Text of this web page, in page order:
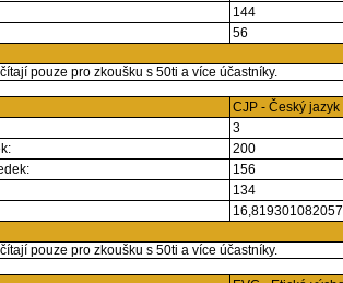
144
56
pouze pro zkoušku s 50ti a více účastníky.
CJP - Český jazyk
3
200
156
134
pouze pro zkoušku s 50ti a více účastníky.